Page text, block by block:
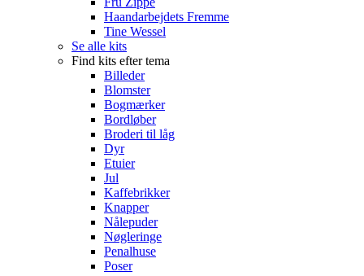
Haandarbejdets Fremme
Tine Wessel
Se alle kits
Find kits efter tema
Billeder
Blomster
Bogmærker
Bordløber
Broderi til låg
Dyr
Etuier
Jul
Kaffebrikker
Knapper
Nålepuder
Nøgleringe
Penalhuse
Poser